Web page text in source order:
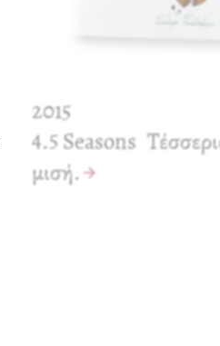
2015
4.5 Seasons
μισή.